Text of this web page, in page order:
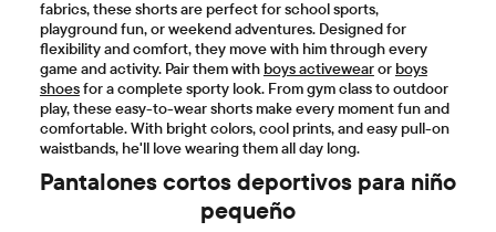
fabrics, these shorts are perfect for school sports,
playground fun, or weekend adventures. Designed for
flexibility and comfort, they move with him through every
game and activity. Pair them with boys activewearor boys
shoesfor a complete sporty look. From gym class to outdoor
play, these easy-to-wear shorts make every moment fun and
comfortable. With bright colors, cool prints, and easy pull-on
waistbands, he'll love wearing them all day long.
Pantalones cortos deportivos para niño
pequeño